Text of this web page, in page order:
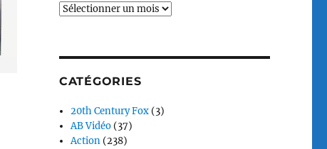
Archives
CATÉGORIES
20th Century Fox (3)
AB Vidéo (37)
Action (238)